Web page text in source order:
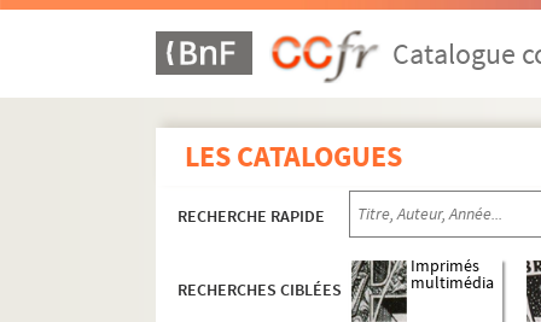
Catalogue
LES CATALOGUES
RECHERCHE RAPIDE
RECHERCHES CIBLÉES
Imprimés
multimédia